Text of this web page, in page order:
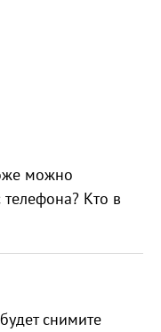
можно
Кто в
снимите